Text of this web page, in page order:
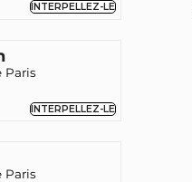
INTERPELLEZ-LE
Paris
INTERPELLEZ-LE
Paris